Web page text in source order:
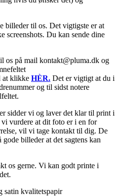
billeder til os. Det vigtigste er at
screenshots. Du kan sende dine
os på mail kontakt@pluma.dk og
at klikke HÈR. Det er vigtigt at du i
og til sidst notere
sidder vi og laver det klar til print i
vurdere at dit foto er i en for
vil vi tage kontakt til dig. De
billeder at det sagtens kan
os gerne. Vi kan godt printe i
satin kvalitetspapir